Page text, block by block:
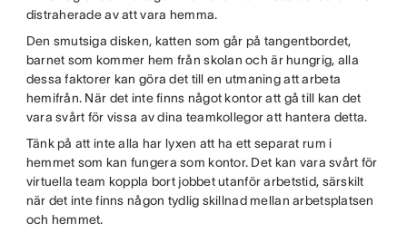
distraherade av att vara hemma.
Den smutsiga disken, katten som går på tangentbordet,
barnet som kommer hem från skolan och är hungrig, alla
dessa faktorer kan göra det till en utmaning att arbeta
hemifrån. När det inte finns något kontor att gå till kan det
vara svårt för vissa av dina teamkollegor att hantera detta.
Tänk på att inte alla har lyxen att ha ett separat rum i
hemmet som kan fungera som kontor. Det kan vara svårt för
virtuella team koppla bort jobbet utanför arbetstid, särskilt
när det inte finns någon tydlig skillnad mellan arbetsplatsen
och hemmet.